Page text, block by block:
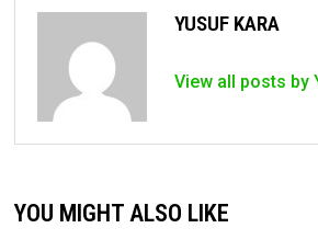
YUSUF KARA
View all posts by
YOU MIGHT ALSO LIKE